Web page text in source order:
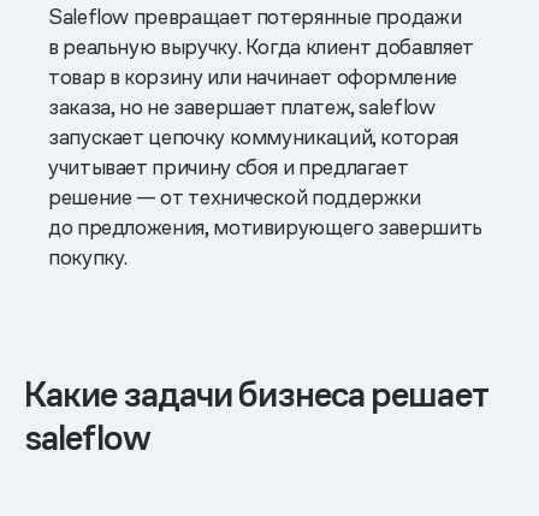
Saleflow превращает потерянные продажи
в реальную выручку. Когда клиент добавляет
товар в корзину или начинает оформление
заказа, но не завершает платеж, saleflow
запускает цепочку коммуникаций, которая
учитывает причину сбоя и предлагает
решение — от технической поддержки
до предложения, мотивирующего завершить
покупку.
Какие задачи бизнеса решает
saleflow